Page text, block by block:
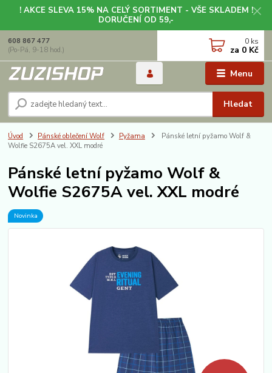
! AKCE SLEVA 15% NA CELÝ SORTIMENT - VŠE SKLADEM !
DORUČENÍ OD 59,-
Menu
Hledat
608 867 477
(Po-Pá, 9-18 hod.)
0 ks
za 0 Kč
Úvod Pánské oblečení Wolf Pyžama
Pánské letní pyžamo Wolf &
Wolfie S2675A vel. XXL modré
Pánské letní pyžamo Wolf &
Wolfie S2675A vel. XXL modré
Novinka